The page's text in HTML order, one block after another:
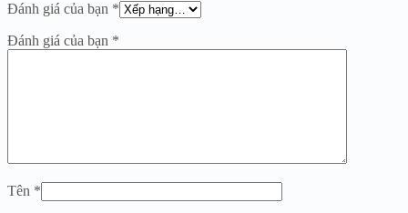
Đánh giá của bạn *
Đánh giá của bạn *
Tên *